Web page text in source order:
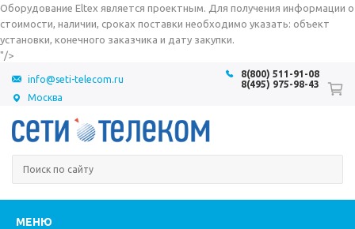
Оборудование Eltex является проектным. Для получения информации о
стоимости, наличии, сроках поставки необходимо указать: объект
установки, конечного заказчика и дату закупки.
"/>
Москва
8(800) 511-91-08
8(495) 975-98-43
info@seti-telecom.ru
МЕНЮ